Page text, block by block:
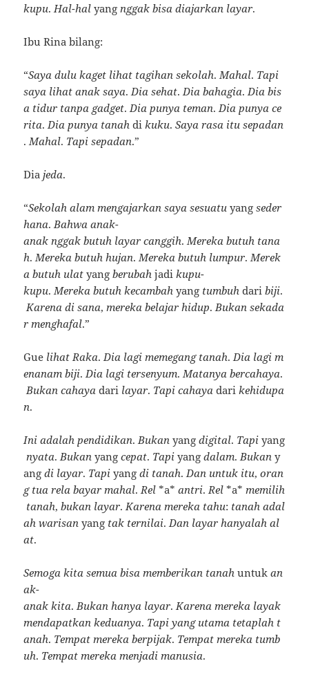
kupu. Hal-hal yang nggak bisa diajarkan layar.
Ibu Rina bilang:
“Saya dulu kaget lihat tagihan sekolah. Mahal. Tapi
saya lihat anak saya. Dia sehat. Dia bahagia. Dia bis
a tidur tanpa gadget. Dia punya teman. Dia punya ce
rita. Dia punya tanah di kuku.Saya rasa itu sepadan
. Mahal. Tapi sepadan.”
Dia jeda.
“Sekolah alam mengajarkan saya sesuatu yangseder
hana. Bahwa anak-
anak nggak butuh layar canggih. Mereka butuh tana
h. Mereka butuh hujan. Mereka butuh lumpur. Merek
a butuh ulat yangberubah jadi kupu-
kupu. Mereka butuh kecambah yang tumbuh daribiji.
Karena di sana, mereka belajar hidup. Bukan sekada
r menghafal.”
Gue lihat Raka. Dia lagi memegang tanah. Dia lagi m
enanam biji. Dia lagi tersenyum. Matanya bercahaya.
Bukan cahaya dari layar. Tapi cahaya dari kehidupa
n.
Ini adalah pendidikan. Bukan yangdigital. Tapi yang
nyata. Bukan yangcepat. Tapi yangdalam. Bukan y
angdi layar. Tapi yangdi tanah. Dan untuk itu,oran
g tua rela bayar mahal. Rel *a*antri. Rel *a* memilih
tanah,bukan layar. Karena mereka tahu: tanah adal
ah warisan yang tak ternilai. Dan layar hanyalah al
at.
Semoga kita semua bisa memberikan tanah untukan
ak-
anak kita. Bukan hanya layar. Karena mereka layak
mendapatkan keduanya. Tapi yang utama tetaplah t
anah. Tempat mereka berpijak. Tempat mereka tumb
uh. Tempat mereka menjadi manusia.